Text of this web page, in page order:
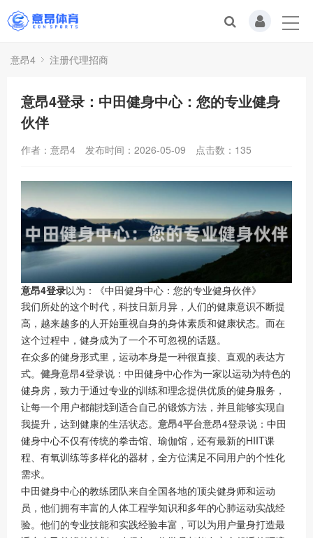
意昂4 注册代理招商
意昂4登录：中田健身中心：您的专业健身
伙伴
作者：意昂4 发布时间：2026-05-09 点击数： 135
意昂4登录以为：《中田健身中心：您的专业健身伙伴》
我们所处的这个时代，科技日新月异，人们的健康意识不断提
高，越来越多的人开始重视自身的身体素质和健康状态。而在
这个过程中，健身成为了一个不可忽视的话题。
在众多的健身形式里，运动本身是一种很直接、直观的表达方
式。 健身意昂4登录说：中田健身中心作为一家以运动为特色的
健身房，致力于通过专业的训练和理念提供优质的健身服务，
让每一个用户都能找到适合自己的锻炼方法，并且能够实现自
我提升，达到健康的生活状态。 意昂4平台意昂4登录说：中田
健身中心不仅有传统的拳击馆、瑜伽馆，还有最新的HIIT课
程、有氧训练等多样化的器材，全方位满足不同用户的个性化
需求。
中田健身中心的教练团队来自全国各地的顶尖健身师和运动
员，他们拥有丰富的人体工程学知识和多年的心肺运动实战经
验。他们的专业技能和实践经验丰富，可以为用户量身打造最